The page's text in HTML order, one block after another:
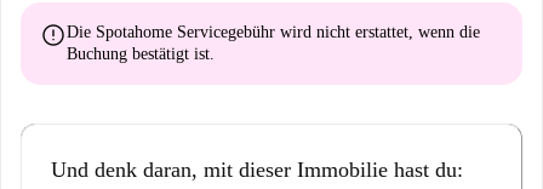
errorDie Spotahome Servicegebühr wird nicht erstattet, wenn die
Buchung bestätigt ist.
Und denk daran, mit dieser Immobilie hast du: